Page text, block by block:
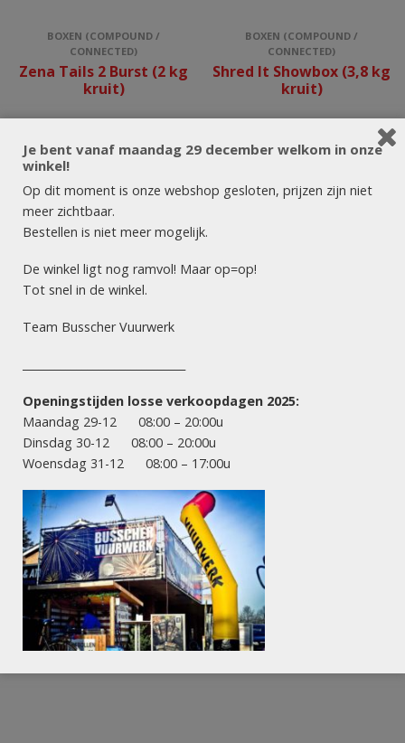
BOXEN (COMPOUND /
CONNECTED)
Zena Tails 2 Burst (2 kg
kruit)
BOXEN (COMPOUND /
CONNECTED)
Shred It Showbox (3,8 kg
kruit)
#WATT
Matchpoint (1,8 kg
kruit)
Je bent vanaf maandag 29 december welkom in onze
winkel!
Op dit moment is onze webshop gesloten, prijzen zijn niet
meer zichtbaar.
Bestellen is niet meer mogelijk.
De winkel ligt nog ramvol! Maar op=op!
Tot snel in de winkel.
Team Busscher Vuurwerk
Openingstijden losse verkoopdagen 2025:
Maandag 29-12 08:00 – 20:00u
Dinsdag 30-12 08:00 – 20:00u
Woensdag 31-12 08:00 – 17:00u